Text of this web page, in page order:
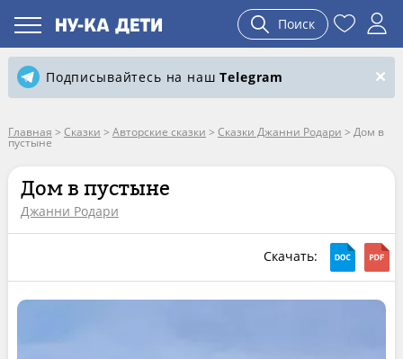
Поиск
Подписывайтесь на нашTelegram
Главная > Сказки > Авторские сказки > Сказки Джанни Родари > Дом в
пустыне
Дом в пустыне
Джанни Родари
Скачать: